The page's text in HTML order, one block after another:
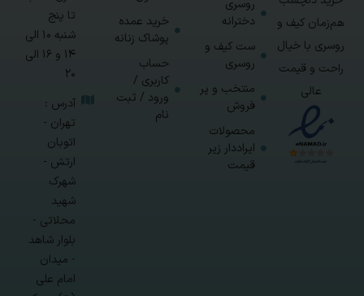
هم‌زمان کیف و
روسری با خیال
راحت و قیمت
عالی
روسری
دخترانه
ست کیف و
روسری
منتخب و پر
فروش
محصولات
ایراددار زیر
قیمت
خرید عمده
پوشاک زنانه
حساب
کاربری /
ورود / ثبت
نام
تا پنج
شنبه 10 الی
14 و 16 الی
20
آدرس :
تهران -
اتوبان
ارتش -
شهرک
شهید
محلاتی -
بلوار شاهد
- میدان
امام علی